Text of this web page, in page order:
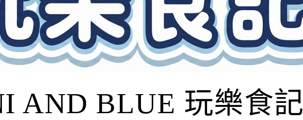
AND BLUE 玩樂食記